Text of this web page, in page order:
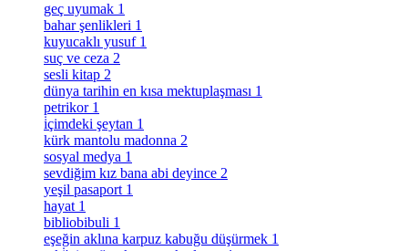
geç uyumak 1
bahar şenlikleri 1
kuyucaklı yusuf 1
suç ve ceza 2
sesli kitap 2
dünya tarihin en kısa mektuplaşması 1
petrikor 1
i̇çimdeki şeytan 1
kürk mantolu madonna 2
sosyal medya 1
sevdiğim kız bana abi deyince 2
yeşil pasaport 1
hayat 1
bibliobibuli 1
eşeğin aklına karpuz kabuğu düşürmek 1